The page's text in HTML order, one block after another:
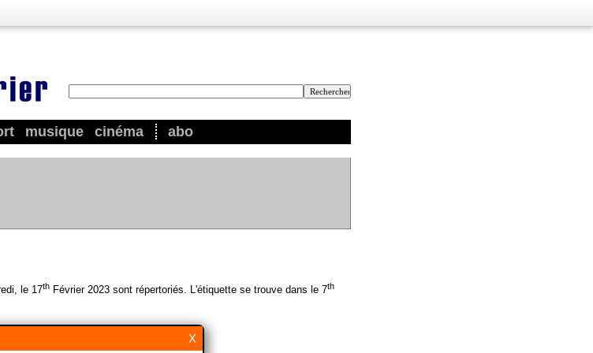
musique cinéma abo
le 17th Février 2023 sont répertoriés. L'étiquette se trouve dans le 7th
X